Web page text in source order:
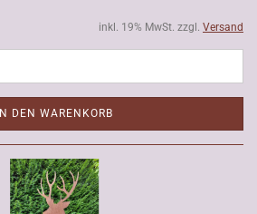
inkl. 19% MwSt. zzgl. Versand
IN DEN WARENKORB